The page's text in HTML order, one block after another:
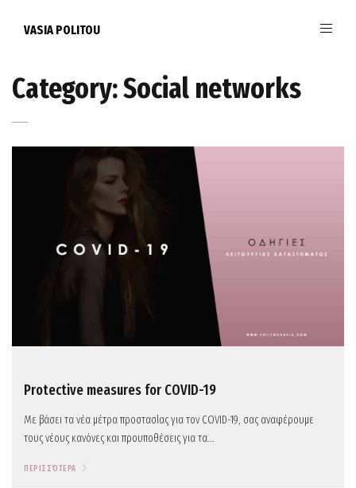
VASIA POLITOU
Category:Social networks
Politou Vasia
May 1, 2020
Protective measures for COVID-19
Με βάσει τα νέα μέτρα προστασίας για τον COVID-19, σας αναφέρουμε
τους νέους κανόνες και προυποθέσεις για τα...
ΠΕΡΙΣΣΌΤΕΡΑ